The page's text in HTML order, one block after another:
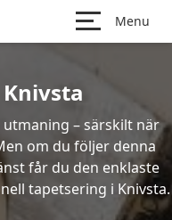
Menu
– särskilt när
om du följer denna
får du den enklaste
tapetsering i Knivsta.